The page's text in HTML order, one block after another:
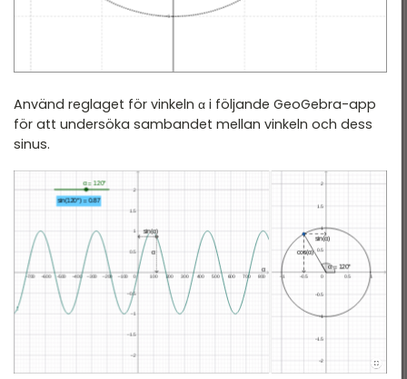
Använd reglaget för vinkeln α i följande GeoGebra-app
för att undersöka sambandet mellan vinkeln och dess
sinus.